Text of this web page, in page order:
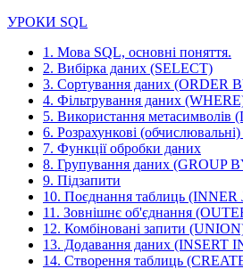
УРОКИ SQL
1. Мова SQL, основні поняття.
2. Вибірка даних (SELECT)
3. Сортування даних (ORDER
4. Фільтрування даних
5. Використання метасимволів
6. Розрахункові
7. Функції обробки даних
8. Групування даних (GROUP
9. Підзапити
10. Поєднання таблиць (INNER
11. Зовнішнє об'єднання
12. Комбіновані запити
13. Додавання даних (INSERT
14. Створення таблиць